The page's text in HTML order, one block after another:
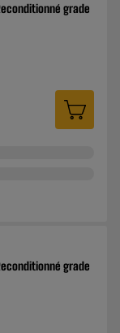
grade
grade